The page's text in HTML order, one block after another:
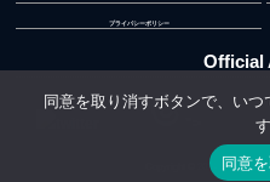
プライバシーポリシー
Official
Copyright © 2014
同意を取り消すボタンで、い
す
同意